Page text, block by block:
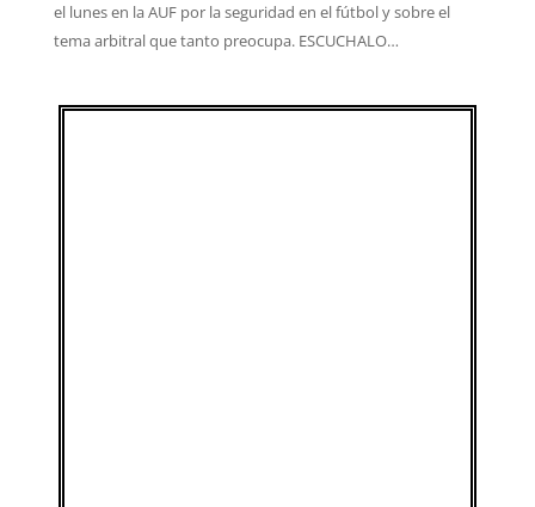
el lunes en la AUF por la seguridad en el fútbol y sobre el
tema arbitral que tanto preocupa. ESCUCHALO…